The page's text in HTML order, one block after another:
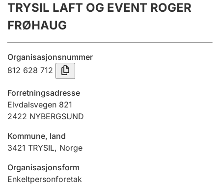
Årsregnskap
Innsending og forsinkelsesgebyr
Tinglysing
Jeger
Betaling og jegeravgiftskort
Ektepaktveileder
TRYSIL LAFT OG EVENT ROGER
FRØHAUG
Organisasjonsnummer
812 628 712
Forretningsadresse
Elvdalsvegen 821
2422 NYBERGSUND
Kommune, land
3421 TRYSIL, Norge
Organisasjonsform
Enkeltpersonforetak